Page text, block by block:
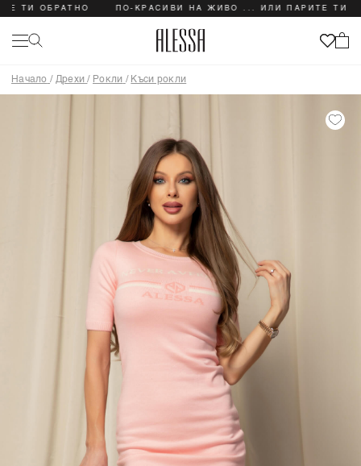
ОБРАТНО ПО-КРАСИВИ НА ЖИВО ... ИЛИ ПАРИТЕ ТИ
Начало / Дрехи / Рокли / Къси рокли